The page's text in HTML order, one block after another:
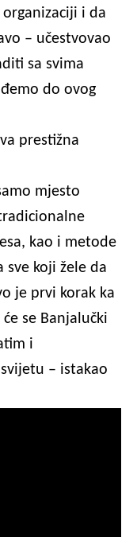
i da
– učestvovao
sa svima
do ovog
prestižna
mjesto
kao i metode
sve koji žele da
je prvi korak ka
se Banjalučki
i
– istakao